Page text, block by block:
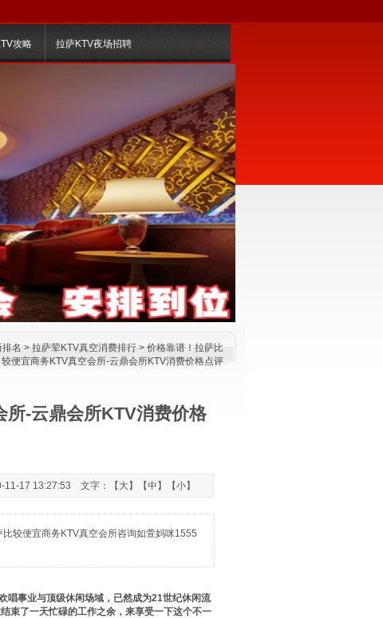
攻略 拉萨KTV夜场招聘
名 > 拉萨荤KTV真空消费排行 > 价格靠谱！拉萨比
较便宜商务KTV真空会所-云鼎会所KTV消费价格点评
-云鼎会所KTV消费价格
11-17 13:27:53 文字：【 大】【中 】【小】
较便宜商务KTV真空会所咨询如萱妈咪1555
唱事业与顶级休闲场域，已然成为21世纪休闲流
束了一天忙碌的工作之余，来享受一下这个不一